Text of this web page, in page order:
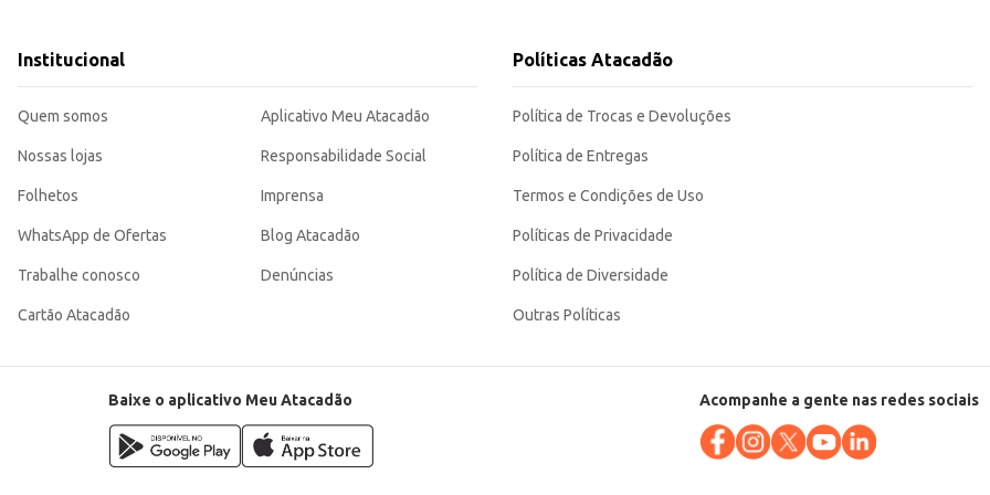
Institucional
Quem somos
Nossas lojas
Folhetos
WhatsApp de Ofertas
Trabalhe conosco
Cartão Atacadão
Aplicativo Meu Atacadão
Responsabilidade Social
Imprensa
Blog Atacadão
Denúncias
Políticas Atacadão
Política de Trocas e Devoluções
Política de Entregas
Termos e Condições de Uso
Políticas de Privacidade
Política de Diversidade
Outras Políticas
Baixe o aplicativo Meu Atacadão Acompanhe a gente nas redes sociais